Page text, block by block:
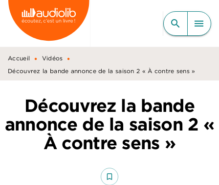
MENU RECHERCHE
CONTENU
PIED DE PAGE
search menu
Accueil • Vidéos •
Découvrez la bande annonce de la saison 2 « À contre sens »
Découvrez la bande
annonce de la saison 2 «
À contre sens »
bookmark_border